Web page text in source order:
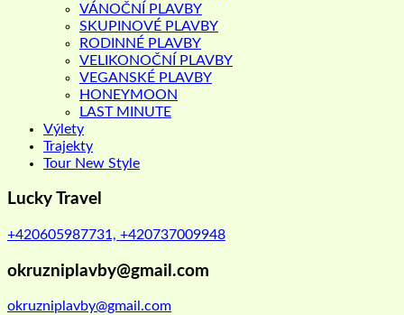
VÁNOČNÍ PLAVBY
SKUPINOVÉ PLAVBY
RODINNÉ PLAVBY
VELIKONOČNÍ PLAVBY
VEGANSKÉ PLAVBY
HONEYMOON
LAST MINUTE
Výlety
Trajekty
Tour New Style
Lucky Travel
+420605987731, +420737009948
okruzniplavby@gmail.com
okruzniplavby@gmail.com